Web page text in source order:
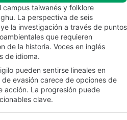
campus taiwanés y folklore
La perspectiva de seis
la investigación a través de puntos
que requieren
de la historia. Voces en inglés
de idioma.
pueden sentirse lineales en
evasión carece de opciones de
acción. La progresión puede
clave.